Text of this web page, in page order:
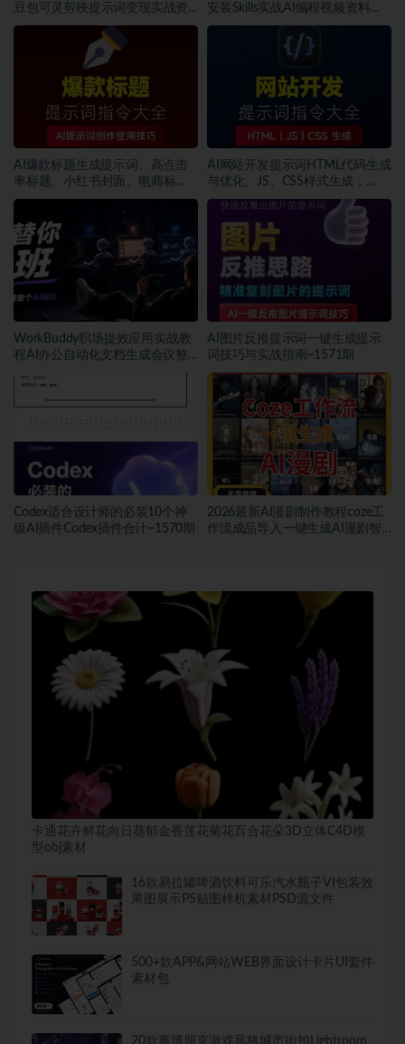
豆包可灵剪映提示词变现实战资
料包~1579期
安装Skills实战AI编程视频资料包
~1578期
AI爆款标题生成提示词、高点击
率标题、小红书封面、电商标
题、种草标题~1577期
AI网站开发提示词HTML代码生成
与优化、JS、CSS样式生成，
GEO优化~1576期
WorkBuddy职场提效应用实战教
程AI办公自动化文档生成会议整
AI图片反推提示词一键生成提示
词技巧与实战指南~1571期
Codex适合设计师的必装10个神
级AI插件Codex插件合计~1570期
2026最新AI漫剧制作教程coze工
作流成品导入一键生成AI漫剧智
卡通花卉鲜花向日葵郁金香莲花菊花百合花朵3D立体C4D模
型obj素材
16款易拉罐啤酒饮料可乐汽水瓶子VI包装效
果图展示PS贴图样机素材PSD源文件
500+款APP&网站WEB界面设计卡片UI套件
素材包